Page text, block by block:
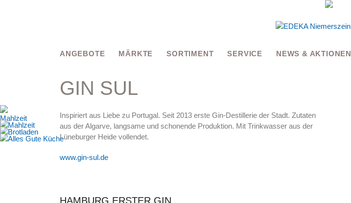
ANGEBOTE MÄRKTE SORTIMENT SERVICE NEWS & AKTIONEN
GIN SUL
Inspiriert aus Liebe zu Portugal. Seit 2013 erste Gin-Destillerie der Stadt. Zutaten
aus der Algarve, langsame und schonende Produktion. Mit Trinkwasser aus der
Lüneburger Heide vollendet.
www.gin-sul.de
HAMBURG ERSTER GIN